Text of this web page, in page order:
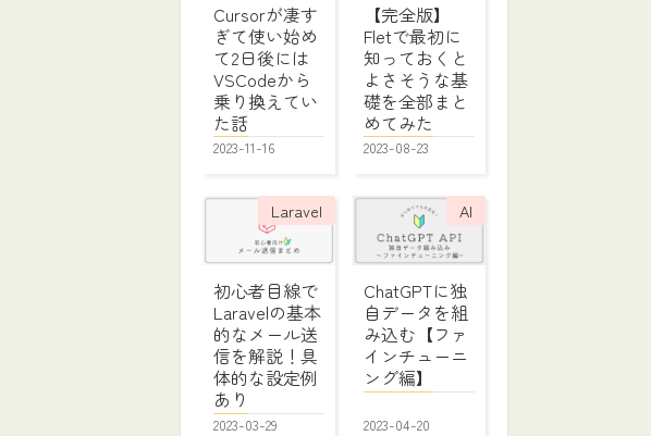
Cursorが凄す
ぎて使い始め
て2日後には
VSCodeから
乗り換えてい
た話
2023-11-16
【完全版】
Fletで最初に
知っておくと
よさそうな基
礎を全部まと
めてみた
2023-08-23
Laravel
初心者目線で
Laravelの基本
的なメール送
信を解説！具
体的な設定例
あり
2023-03-29
AI
ChatGPTに独
自データを組
み込む【ファ
インチューニ
ング編】
2023-04-20